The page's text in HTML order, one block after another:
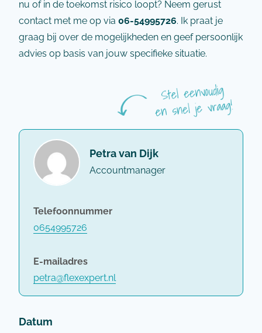
nu of in de toekomst risico loopt? Neem gerust
contact met me op via 06-54995726. Ik praat je
graag bij over de mogelijkheden en geef persoonlijk
advies op basis van jouw specifieke situatie.
Petra van Dijk
Accountmanager
Telefoonnummer
0654995726
E-mailadres
petra@flexexpert.nl
Datum